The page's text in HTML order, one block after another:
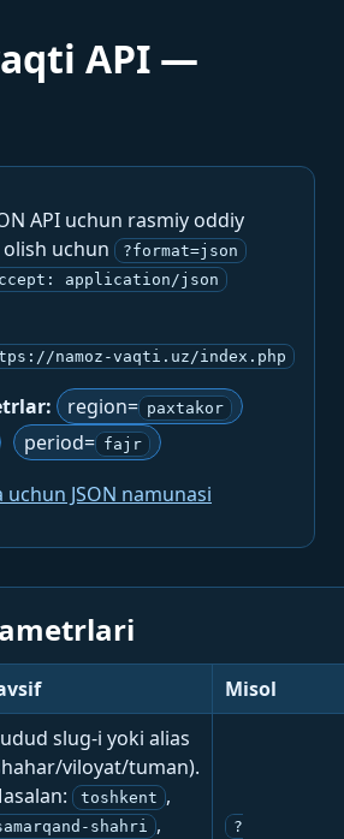
API —
API uchun rasmiy oddiy
olish uchun
?format=json
application/json
namoz-vaqti.uz/index.php
region= paxtakor
period= fajr
JSON namunasi
Misol
slug-i yoki alias
viloyat/tuman).
toshkent ,
shahri ,
?